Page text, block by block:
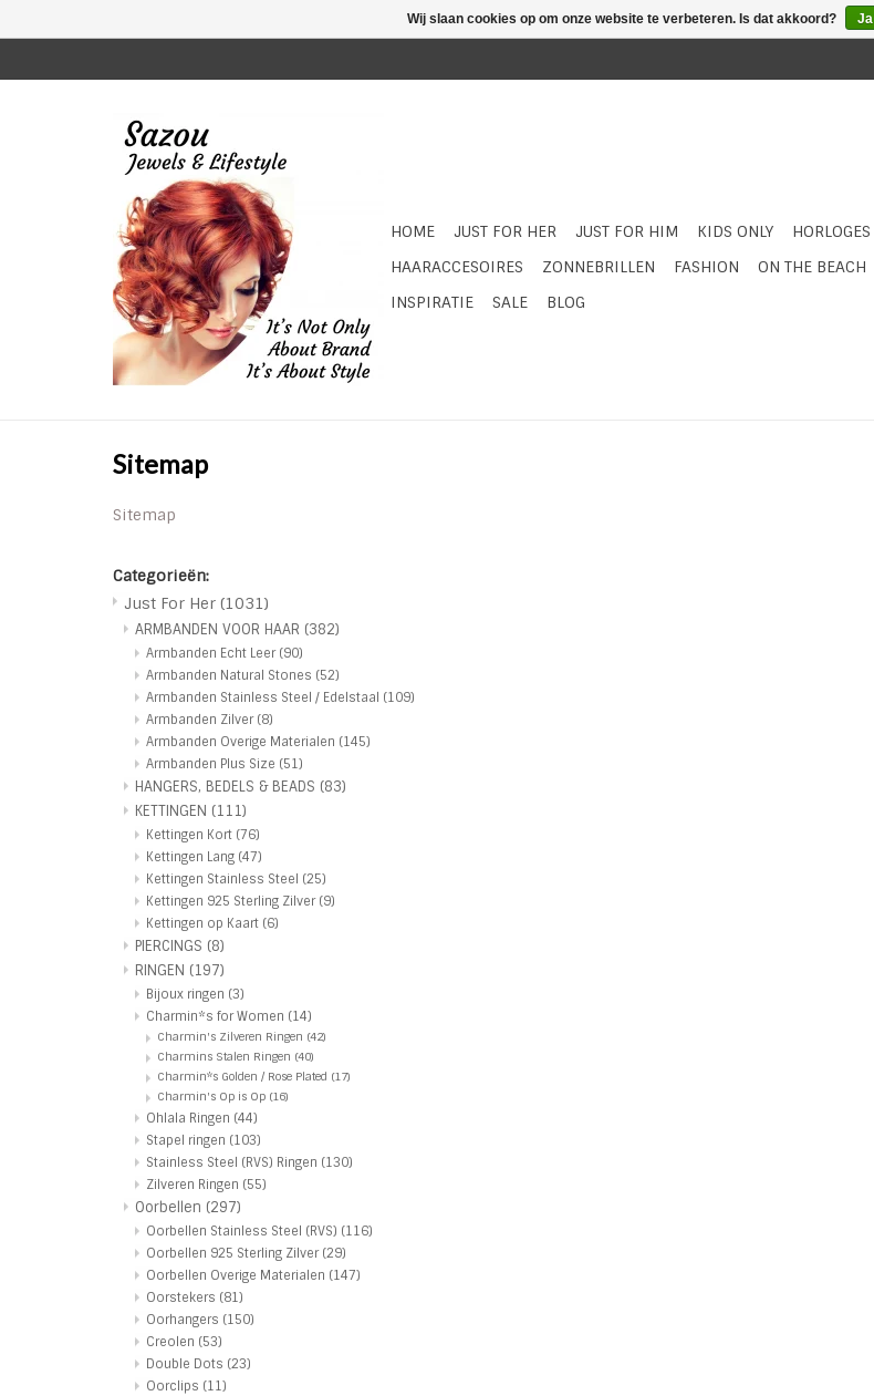
HOME JUST FOR HER JUST FOR HIM KIDS ONLY HORLOGES
HAARACCESOIRES
ZONNEBRILLEN FASHION ON THE BEACH
INSPIRATIE
SALE BLOG
Sitemap
Sitemap
Categorieën:
Just For Her (1031)
ARMBANDEN VOOR HAAR (382)
Armbanden Echt Leer (90)
Armbanden Natural Stones (52)
Armbanden Stainless Steel / Edelstaal (109)
Armbanden Zilver (8)
Armbanden Overige Materialen (145)
Armbanden Plus Size (51)
HANGERS, BEDELS & BEADS (83)
KETTINGEN (111)
Kettingen Kort (76)
Kettingen Lang (47)
Kettingen Stainless Steel (25)
Kettingen 925 Sterling Zilver (9)
Kettingen op Kaart (6)
PIERCINGS (8)
RINGEN (197)
Bijoux ringen (3)
Charmin*s for Women (14)
Charmin's Zilveren Ringen (42)
Charmins Stalen Ringen (40)
Charmin*s Golden / Rose Plated (17)
Charmin's Op is Op (16)
Ohlala Ringen (44)
Stapel ringen (103)
Stainless Steel (RVS) Ringen (130)
Zilveren Ringen (55)
Oorbellen (297)
Oorbellen Stainless Steel (RVS) (116)
Oorbellen 925 Sterling Zilver (29)
Oorbellen Overige Materialen (147)
Oorstekers (81)
Oorhangers (150)
Creolen (53)
Double Dots (23)
Oorclips (11)
Wij slaan cookies op om onze website te verbeteren. Is dat akkoord? Ja